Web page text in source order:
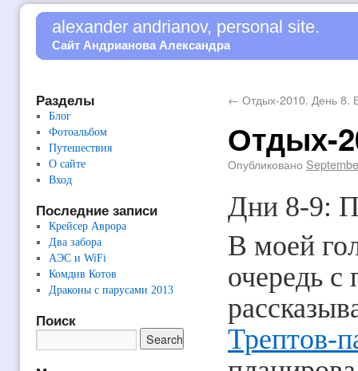
alexander andrianov, personal site.
Сайт Андрианова Александра
Разделы
Блог
Фотоальбом
Путешествия
О сайте
Вход
Последние записи
Крейсер Аврора
Два забора
АЭС и WiFi
Комдив Котов
Драконы с парусами 2013
Поиск
← Отдых-2010. День 8.
Отдых-
Опубликовано
Дни 8-9:
В моей
очередь
Трептов-